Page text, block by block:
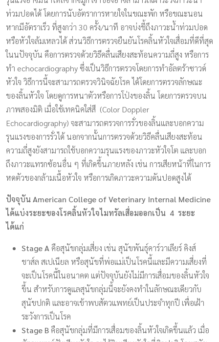
ท่วมปอดได้ โดยการนับอัตราการหายใจในขณะพัก หรือขณะนอน
หากมีอัตราเร็ว ที่สูงกว่า 30 ครั้ง/นาที อาจบ่งชี้ถึงภาวะน้ำท่วมปอด
หรือหัวใจล้มเหลวได้ ส่วนวิธีการตรวจยืนยันโรคลิ้นหัวใจเสื่อมที่ดีที่สุด
ในนปัจจุบัน คือการตรวจด้วยวิธีคลื่นเสียงสะท้อนความถี่สูง หรือการ
ทำ echocardiography ซึ่งเป็นวิธีการตรวจโดยการทำอัลตร้าซาวด์
หัวใจ วิธีการนี้จะสามารถตรวจวินิจฉัยโรค ได้โดยการตรวจลักษณะ
ของลิ้นหัวใจ โดยดูการหนาตัวหรือการโป่งของลิ้น โดยการตรวจบน
ภาพสองมิติ เมื่อใช้เทคนิคใส่สี (Color Doppler
Echocardiography) จะสามารถตรวจการรั่วของลิ้นและบอกความ
รุนแรงของการรั่วได้ นอกจากนั้นการตรวจด้วยวิธีคลื่นเสียงสะท้อน
ความถี่สูงยังสามารถใช้บอกความรุนแรงของภาวะหัวใจโต และบอก
ถึงภาวะแทรกซ้อนอื่น ๆ ที่เกิดขึ้นภายหลัง เช่น การเสียหน้าที่ในการ
หดตัวของกล้ามเนื้อหัวใจ หรือการเกิดภาวะความดันปอดสูงได้
ปัจจุบัน American College of Veterinary Internal Medicine
ได้แบ่งระยะของโรคลิ้นหัวใจไมทรัลเสื่อมออกเป็น 4 ระยะ
ได้แก่
Stage A คือสุนัขกลุ่มเสี่ยง เช่น สุนัขพันธุ์คาร์วาเลียร์ คิงส์
ชาส์ล สเปเนียล หรือสุนัขที่พ่อแม่เป็นโรคนี้และมีความเสี่ยงที่
จะเป็นโรคนี้ในอนาคต แต่ปัจจุบันยังไม่มีการเสื่อมของลิ้นหัวใจ
ขึ้น สำหรับการดูแลสุนัขกลุ่มนี้จะยังคงทำในลักษณะเดียวกับ
สุนัขปกติ และอาจเข้าพบสัตวแพทย์เป็นประจำทุกปี เพื่อเฝ้า
ระวังการเป็นโรค
Stage Bคือสุนัขกลุ่มที่มีการเสื่อมของลิ้นหัวใจเกิดขึ้นแล้ว เมื่อ